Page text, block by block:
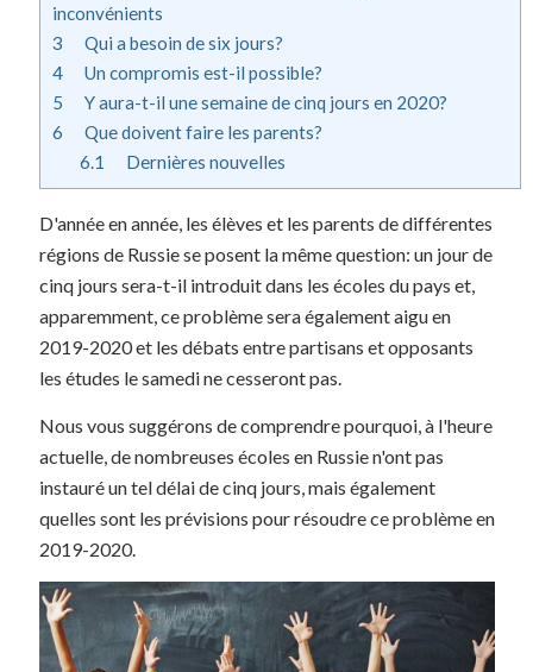
inconvénients
3
Qui a besoin de six jours?
4
Un compromis est-il possible?
5
Y aura-t-il une semaine de cinq jours en 2020?
6
Que doivent faire les parents?
6.1
Dernières nouvelles
D'année en année, les élèves et les parents de différentes
régions de Russie se posent la même question: un jour de
cinq jours sera-t-il introduit dans les écoles du pays et,
apparemment, ce problème sera également aigu en
2019-2020 et les débats entre partisans et opposants
les études le samedi ne cesseront pas.
Nous vous suggérons de comprendre pourquoi, à l'heure
actuelle, de nombreuses écoles en Russie n'ont pas
instauré un tel délai de cinq jours, mais également
quelles sont les prévisions pour résoudre ce problème en
2019-2020.